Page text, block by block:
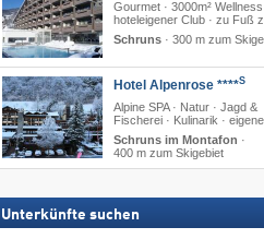
Gourmet · 3000m² Wellness
hoteleigener Club · zu Fuß
Schruns· 300 m zum
Hotel Alpenrose ****S
Alpine SPA · Natur · Jagd &
Fischerei · Kulinarik ·
Schruns im Montafon ·
400 m zum Skigebiet
Unterkünfte suchen